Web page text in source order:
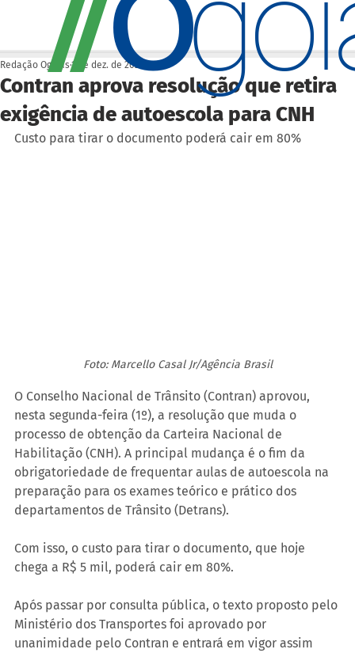
Contran aprova resolução que retira
exigência de autoescola para CNH
Redação Ogoiás 1 de dez. de 2025
Custo para tirar o documento poderá cair em 80%
Foto: Marcello Casal Jr/Agência Brasil
O Conselho Nacional de Trânsito (Contran) aprovou,
nesta segunda-feira (1º), a resolução que muda o
processo de obtenção da Carteira Nacional de
Habilitação (CNH). A principal mudança é o fim da
obrigatoriedade de frequentar aulas de autoescola na
preparação para os exames teórico e prático dos
departamentos de Trânsito (Detrans).
Com isso, o custo para tirar o documento, que hoje
chega a R$ 5 mil, poderá cair em 80%.
Após passar por consulta pública, o texto proposto pelo
Ministério dos Transportes foi aprovado por
unanimidade pelo Contran e entrará em vigor assim